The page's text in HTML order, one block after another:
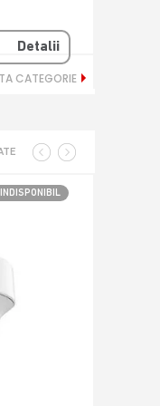
Detalii
CATEGORIE
OFERTA